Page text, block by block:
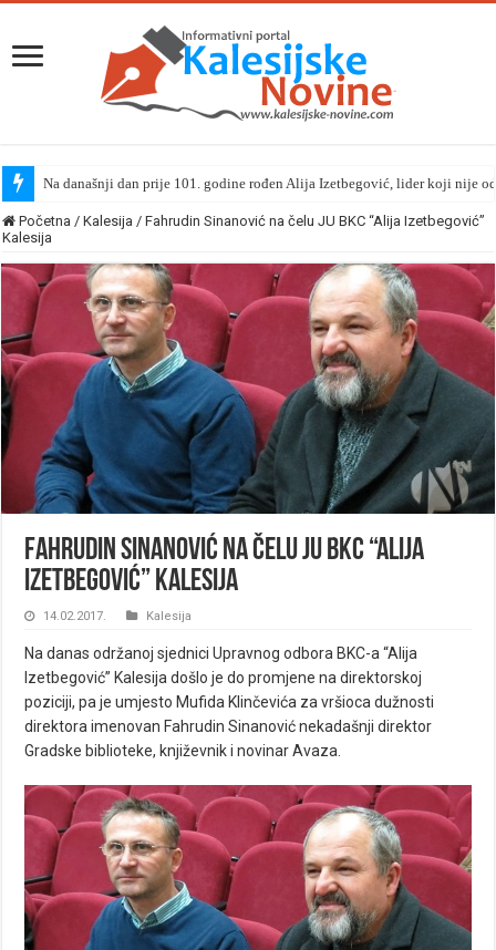
Na današnji dan prije 101. godine rođen Alija Izetbegović, lider koji nije
Početna / Kalesija / Fahrudin Sinanović na čelu JU BKC “Alija Izetbegović”
Kalesija
Fahrudin Sinanović na čelu JU BKC “Alija
Izetbegović” Kalesija
14.02.2017. Kalesija
Na danas održanoj sjednici Upravnog odbora BKC-a “Alija
Izetbegović” Kalesija došlo je do promjene na direktorskoj
poziciji, pa je umjesto Mufida Klinčevića za vršioca dužnosti
direktora imenovan Fahrudin Sinanović nekadašnji direktor
Gradske biblioteke, književnik i novinar Avaza.